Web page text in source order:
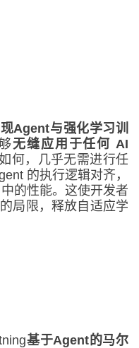
Agent与强化学习训
无缝应用于任何 AI
何，几乎无需进行任
的执行逻辑对齐，
的性能。这使开发者
局限，释放自适应学
基于Agent 的马尔